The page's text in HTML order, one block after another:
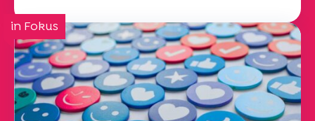
in Fokus